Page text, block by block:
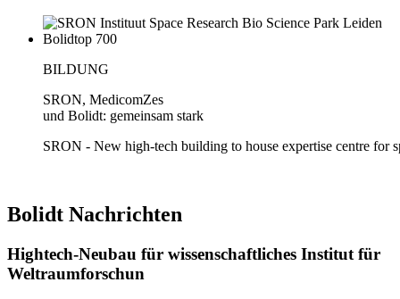
BILDUNG
SRON, MedicomZes
und Bolidt: gemeinsam stark
SRON - New high-tech building to house expertise centre for
Bolidt Nachrichten
Hightech-Neubau für wissenschaftliches Institut für
Weltraumforschun